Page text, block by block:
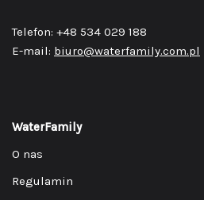
Telefon: +48 534 029 188
E-mail: biuro@waterfamily.com.pl
WaterFamily
O nas
Regulamin